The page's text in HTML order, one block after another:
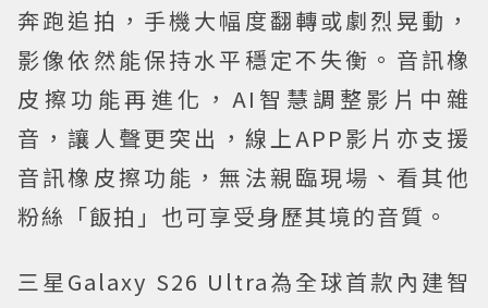
奔跑追拍，手機大幅度翻轉或劇烈晃動，
影像依然能保持水平穩定不失衡。音訊橡
皮擦功能再進化，AI智慧調整影片中雜
音，讓人聲更突出，線上APP影片亦支援
音訊橡皮擦功能，無法親臨現場、看其他
粉絲「飯拍」也可享受身歷其境的音質。
三星Galaxy S26 Ultra為全球首款內建智